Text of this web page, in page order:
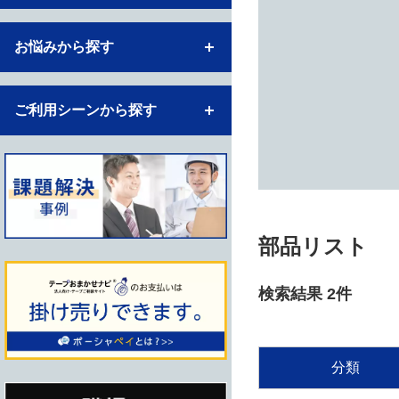
お悩みから探す
ご利用シーンから探す
部品リスト
検索結果 2件
分類